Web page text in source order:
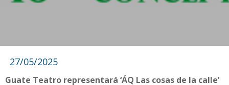
27/05/2025
Guate Teatro representará ‘ÁQ Las cosas de la calle’